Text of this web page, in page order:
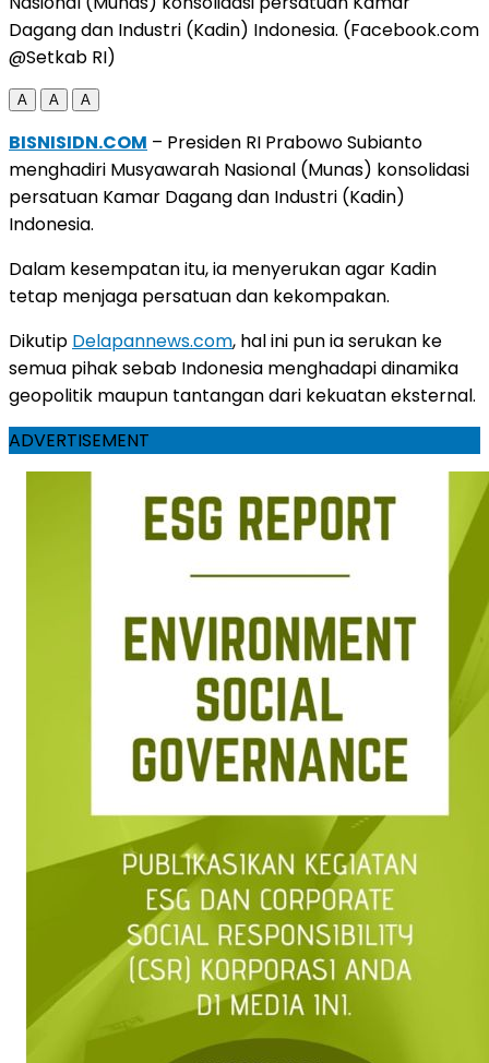
Dagang dan Industri (Kadin) Indonesia. (Facebook.com
@Setkab RI)
A A A
BISNISIDN.COM – Presiden RI Prabowo Subianto
menghadiri Musyawarah Nasional (Munas) konsolidasi
persatuan Kamar Dagang dan Industri (Kadin)
Indonesia.
Dalam kesempatan itu, ia menyerukan agar Kadin
tetap menjaga persatuan dan kekompakan.
Dikutip Delapannews.com, hal ini pun ia serukan ke
semua pihak sebab Indonesia menghadapi dinamika
geopolitik maupun tantangan dari kekuatan eksternal.
ADVERTISEMENT